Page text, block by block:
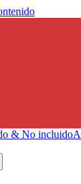
& No incluido